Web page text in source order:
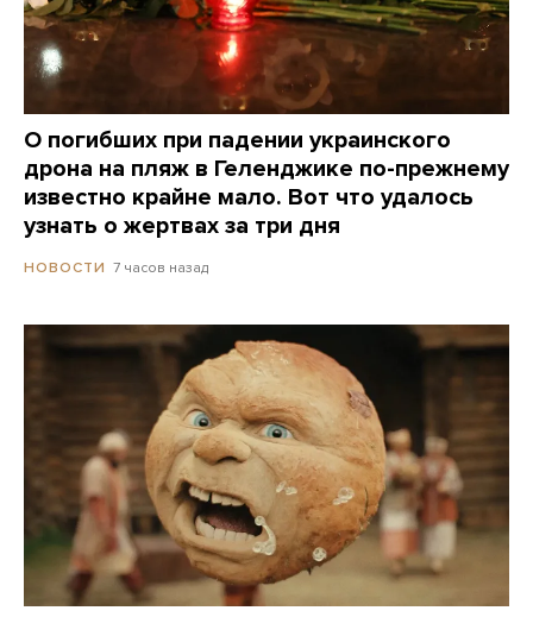
О погибших при падении украинского
дрона на пляж в Геленджике по-прежнему
известно крайне мало. Вот что удалось
узнать о жертвах за три дня
НОВОСТИ 7 часов назад